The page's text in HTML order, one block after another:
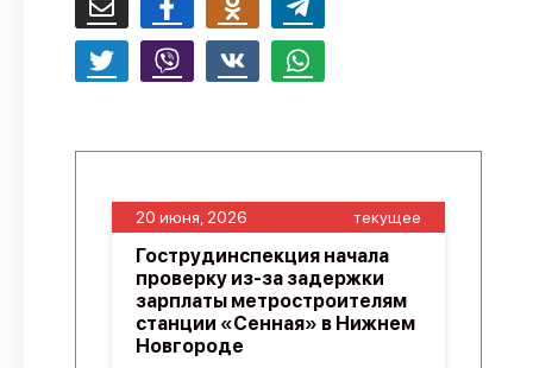
20 июня, 2026 текущее
Гострудинспекция начала
проверку из-за задержки
зарплаты метростроителям
станции «Сенная» в Нижнем
Новгороде